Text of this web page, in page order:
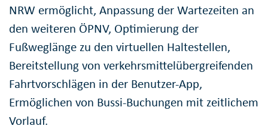
NRW ermöglicht, Anpassung der Wartezeiten an
den weiteren ÖPNV, Optimierung der
Fußweglänge zu den virtuellen Haltestellen,
Bereitstellung von verkehrsmittelübergreifenden
Fahrtvorschlägen in der Benutzer-App,
Ermöglichen von Bussi-Buchungen mit zeitlichem
Vorlauf.